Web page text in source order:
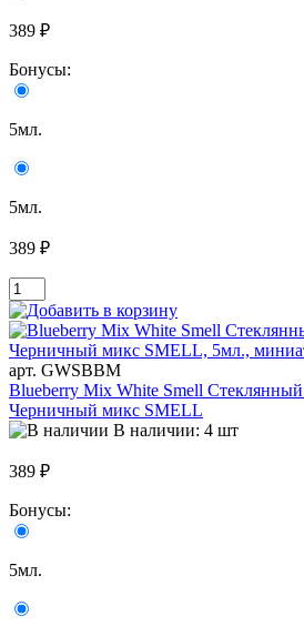
389 ₽
Бонусы:
5мл.
5мл.
389 ₽
арт. GWSBBM
Blueberry Mix White Smell Стеклянный
Черничный микс SMELL
В наличии: 4 шт
389 ₽
Бонусы:
5мл.